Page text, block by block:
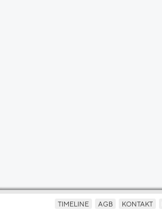
TIMELINE AGB KONTAKT